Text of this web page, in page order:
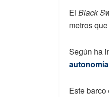
El Black
metros
Según ha
Este